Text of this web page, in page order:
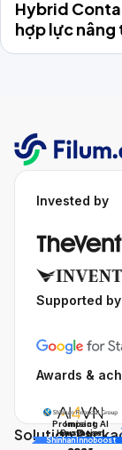
Hybrid
hợp lực nâng
Invested by
Supported by
Awards &
Promising AI
Business
AI Awards
Impact
Innovation
Shinhan Innoboost
Solution